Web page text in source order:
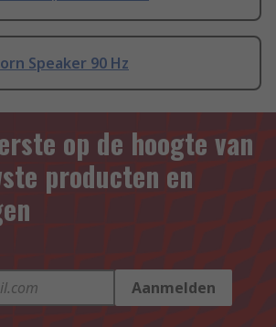
Speaker 90 Hz
op de hoogte van
producten en
Aanmelden